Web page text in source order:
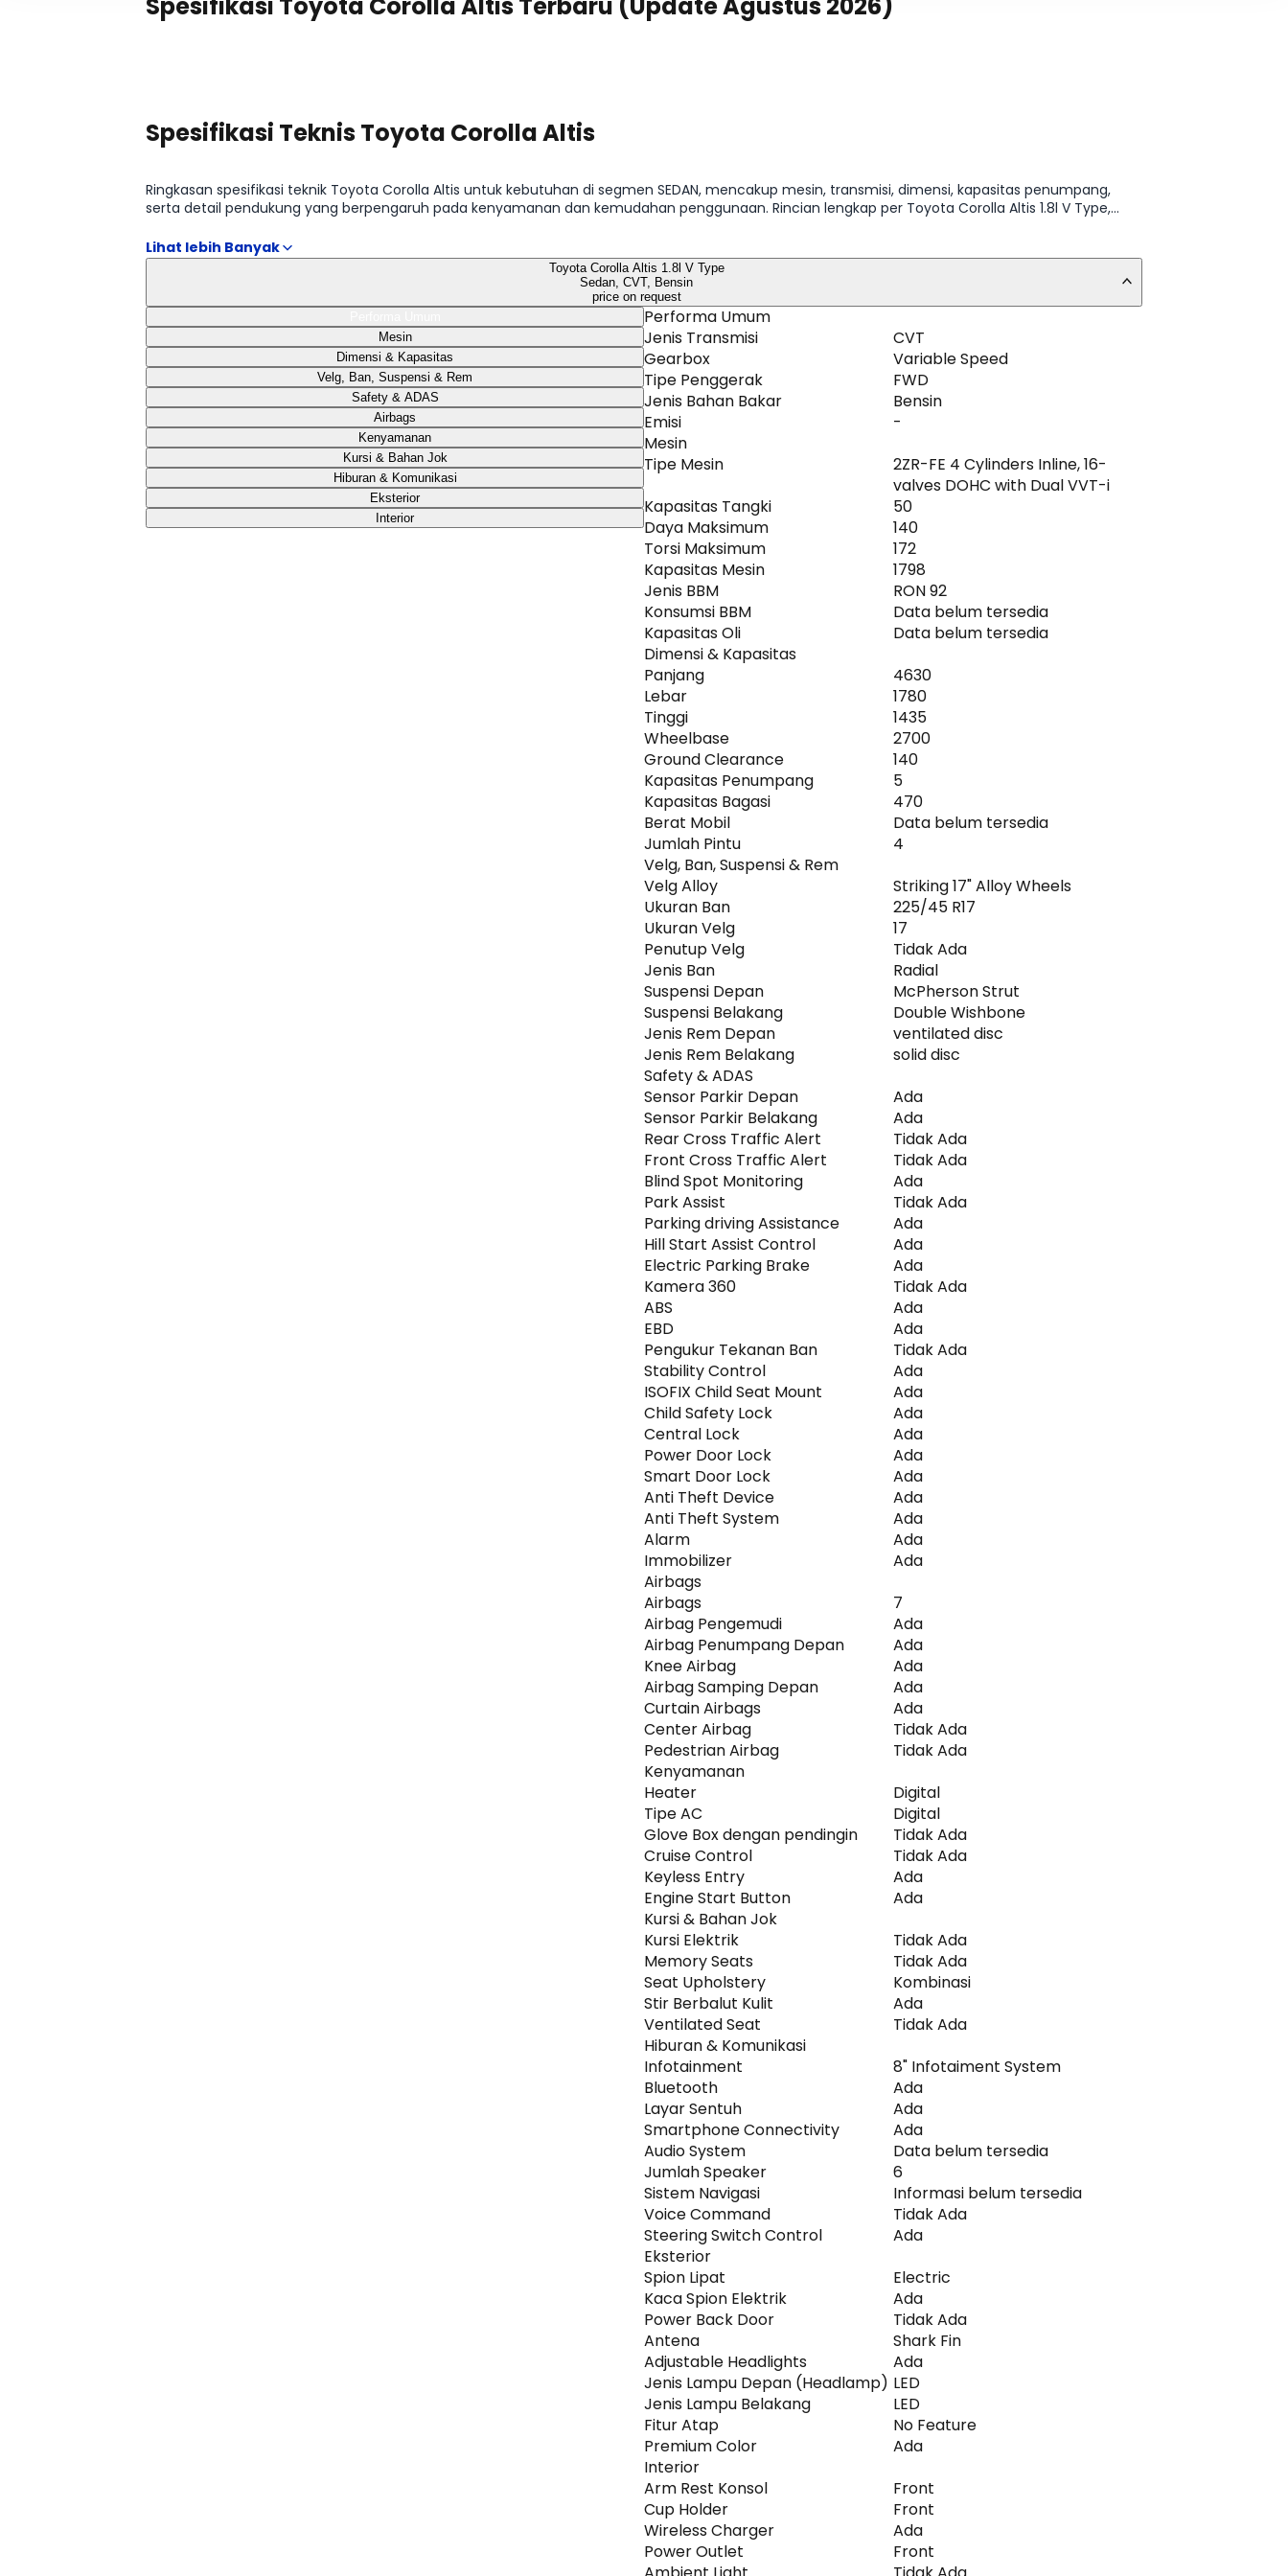
Spesifikasi Teknis Toyota Corolla Altis
Ringkasan spesifikasi teknik Toyota Corolla Altis untuk kebutuhan di segmen SEDAN, mencakup mesin, transmisi, dimensi, kapasitas penumpang,
serta detail pendukung yang berpengaruh pada kenyamanan dan kemudahan penggunaan. Rincian lengkap per Toyota Corolla Altis 1.8l V Type,
Toyota Corolla Altis 1.8l V Type
Sedan, CVT, Bensin
price on request
Mesin
Dimensi & Kapasitas
Velg, Ban, Suspensi & Rem
Safety & ADAS
Airbags
Kenyamanan
Kursi & Bahan Jok
Hiburan & Komunikasi
Eksterior
Interior
Performa Umum
Jenis Transmisi
CVT
Gearbox
Variable Speed
Tipe Penggerak
FWD
Jenis Bahan Bakar
Bensin
Emisi
-
Mesin
Tipe Mesin
2ZR-FE 4 Cylinders Inline, 16-
valves DOHC with Dual VVT-i
Kapasitas Tangki
50
Daya Maksimum
140
Torsi Maksimum
172
Kapasitas Mesin
1798
Jenis BBM
RON 92
Konsumsi BBM
Data belum tersedia
Kapasitas Oli
Data belum tersedia
Dimensi & Kapasitas
Panjang
4630
Lebar
1780
Tinggi
1435
Wheelbase
2700
Ground Clearance
140
Kapasitas Penumpang
5
Kapasitas Bagasi
470
Berat Mobil
Data belum tersedia
Jumlah Pintu
4
Velg, Ban, Suspensi & Rem
Velg Alloy
Striking 17" Alloy Wheels
Ukuran Ban
225/45 R17
Ukuran Velg
17
Penutup Velg
Tidak Ada
Jenis Ban
Radial
Suspensi Depan
McPherson Strut
Suspensi Belakang
Double Wishbone
Jenis Rem Depan
ventilated disc
Jenis Rem Belakang
solid disc
Safety & ADAS
Sensor Parkir Depan
Ada
Sensor Parkir Belakang
Ada
Rear Cross Traffic Alert
Tidak Ada
Front Cross Traffic Alert
Tidak Ada
Blind Spot Monitoring
Ada
Park Assist
Tidak Ada
Parking driving Assistance
Ada
Hill Start Assist Control
Ada
Electric Parking Brake
Ada
Kamera 360
Tidak Ada
ABS
Ada
EBD
Ada
Pengukur Tekanan Ban
Tidak Ada
Stability Control
Ada
ISOFIX Child Seat Mount
Ada
Child Safety Lock
Ada
Central Lock
Ada
Power Door Lock
Ada
Smart Door Lock
Ada
Anti Theft Device
Ada
Anti Theft System
Ada
Alarm
Ada
Immobilizer
Ada
Airbags
Airbags
7
Airbag Pengemudi
Ada
Airbag Penumpang Depan
Ada
Knee Airbag
Ada
Airbag Samping Depan
Ada
Curtain Airbags
Ada
Center Airbag
Tidak Ada
Pedestrian Airbag
Tidak Ada
Kenyamanan
Heater
Digital
Tipe AC
Digital
Glove Box dengan pendingin
Tidak Ada
Cruise Control
Tidak Ada
Keyless Entry
Ada
Engine Start Button
Ada
Kursi & Bahan Jok
Kursi Elektrik
Tidak Ada
Memory Seats
Tidak Ada
Seat Upholstery
Kombinasi
Stir Berbalut Kulit
Ada
Ventilated Seat
Tidak Ada
Hiburan & Komunikasi
Infotainment
8" Infotaiment System
Bluetooth
Ada
Layar Sentuh
Ada
Smartphone Connectivity
Ada
Audio System
Data belum tersedia
Jumlah Speaker
6
Sistem Navigasi
Informasi belum tersedia
Voice Command
Tidak Ada
Steering Switch Control
Ada
Eksterior
Spion Lipat
Electric
Kaca Spion Elektrik
Ada
Power Back Door
Tidak Ada
Antena
Shark Fin
Adjustable Headlights
Ada
Jenis Lampu Depan (Headlamp) LED
Jenis Lampu Belakang
LED
Fitur Atap
No Feature
Premium Color
Ada
Interior
Arm Rest Konsol
Front
Cup Holder
Front
Wireless Charger
Ada
Power Outlet
Front